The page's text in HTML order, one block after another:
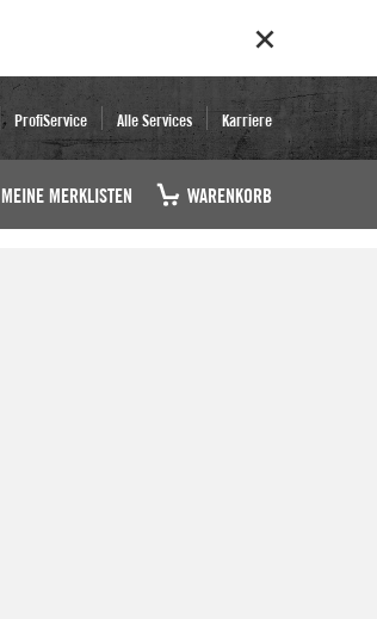
ProfiService Alle Services Karriere
MEINE MERKLISTEN WARENKORB